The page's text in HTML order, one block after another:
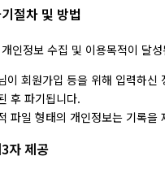
절차 및 방법
인정보 수집 및 이용목적이 달
이 회원가입 등을 위해 입력하
후 파기됩니다.
파일 형태의 개인정보는 기록
자 제공